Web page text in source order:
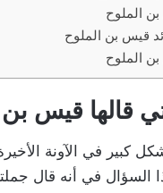
الملوح
قيس بن الملوح
الملوح
قالها قيس
كبير في الآونة
السؤال في أنه قال